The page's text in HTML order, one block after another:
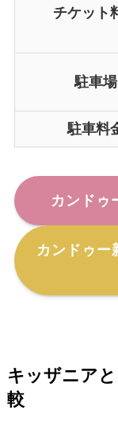
チケット
駐車場
駐車料
カンドゥ
カンドゥー
キッザニア
較